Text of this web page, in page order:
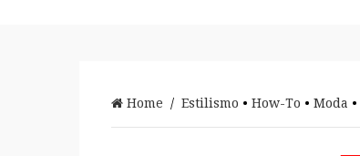
Home / Estilismo • How-To • Moda •